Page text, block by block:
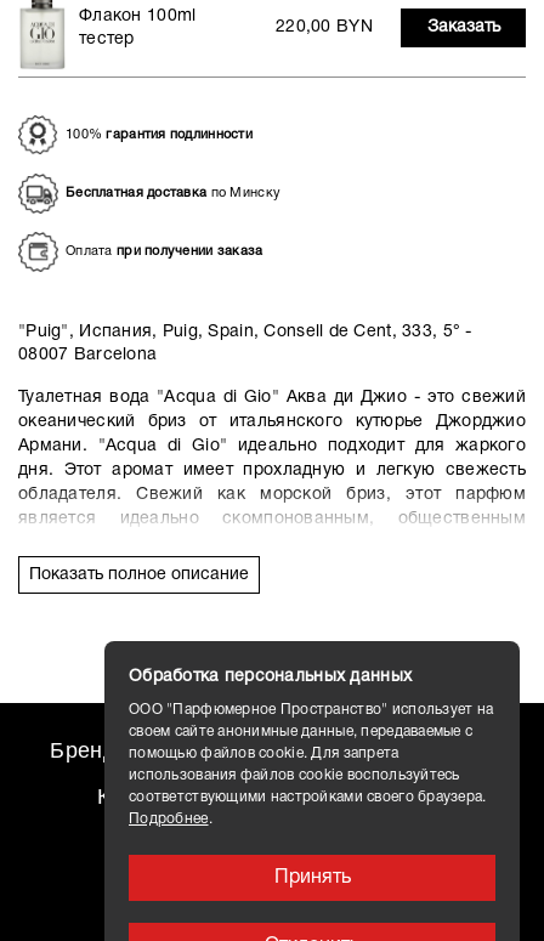
Флакон 100ml
тестер
220,00 BYN Заказать
100%гарантия подлинности
Бесплатная доставкапо Минску
Оплата при получении заказа
"Puig", Испания, Puig, Spain, Consell de Cent, 333, 5° -
08007 Barcelona
Туалетная вода "Acqua di Gio" Аква ди Джио - это свежий
океанический бриз от итальянского кутюрье Джорджио
Армани.
"Acqua di Gio" идеально подходит для жаркого
дня. Этот аромат имеет прохладную и легкую свежесть
обладателя.Свежий как морской бриз, этот парфюм
является идеально скомпонованным, общественным
обозначаются цитрусовыми оттенками мандарина,
бергамота и нероли.Розмарин образует в компазицию
чувственностью.Икона мужского парфюма!
Показать полное описание
Бренды travel AROMO
Контакты
Доставка
Обработка персональных данных
ООО "Парфюмерное Пространство" использует на
своем сайте анонимные данные, передаваемые с
помощью файлов cookie. Для запрета
использования файлов cookie воспользуйтесь
соответствующими настройками своего браузера.
Подробнее.
Принять